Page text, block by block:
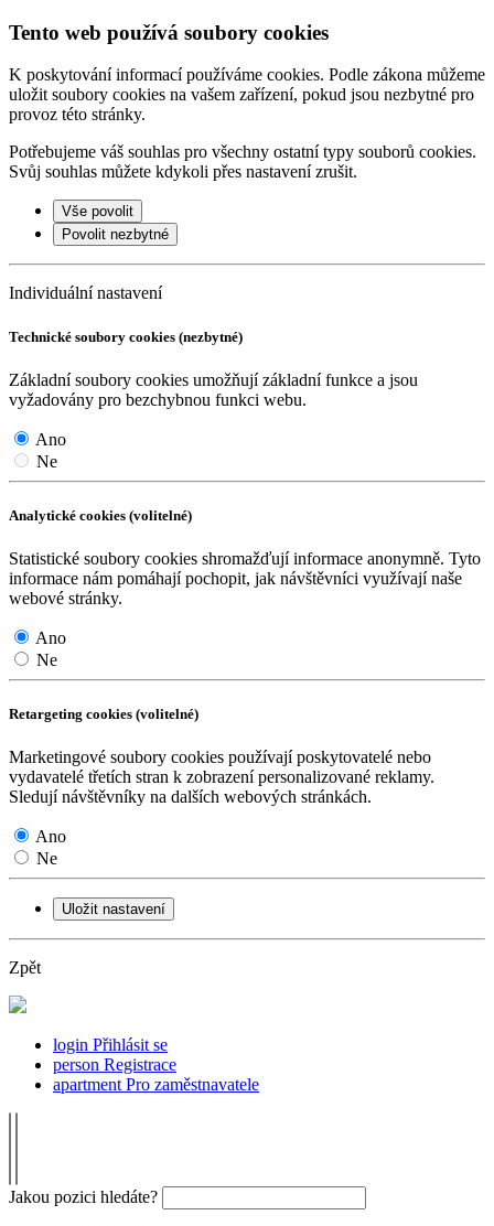
Tento web používá soubory cookies
K poskytování informací používáme cookies. Podle zákona můžeme
uložit soubory cookies na vašem zařízení, pokud jsou nezbytné pro
provoz této stránky.
Potřebujeme váš souhlas pro všechny ostatní typy souborů cookies.
Svůj souhlas můžete kdykoli přes nastavení zrušit.
Vše povolit
Povolit nezbytné
Individuální nastavení
Technické soubory cookies (nezbytné)
Základní soubory cookies umožňují základní funkce a jsou
vyžadovány pro bezchybnou funkci webu.
Ano
Ne
Analytické cookies (volitelné)
Statistické soubory cookies shromažďují informace anonymně. Tyto
informace nám pomáhají pochopit, jak návštěvníci využívají naše
webové stránky.
Ano
Ne
Retargeting cookies (volitelné)
Marketingové soubory cookies používají poskytovatelé nebo
vydavatelé třetích stran k zobrazení personalizované reklamy.
Sledují návštěvníky na dalších webových stránkách.
Ano
Ne
Uložit nastavení
Zpět
login Přihlásit se
person Registrace
apartmentPro zaměstnavatele
Jakou pozici hledáte?